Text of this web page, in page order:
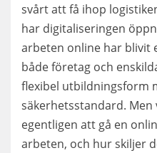
svårt att få ihop
har digitaliseringen
arbeten online har
både företag och
flexibel utbildningsform
säkerhetsstandard.
egentligen att gå en
arbeten, och hur skiljer